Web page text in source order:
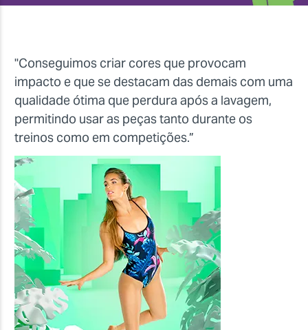
"Conseguimos criar cores que provocam
impacto e que se destacam das demais com uma
qualidade ótima que perdura após a lavagem,
permitindo usar as peças tanto durante os
treinos como em competições.”